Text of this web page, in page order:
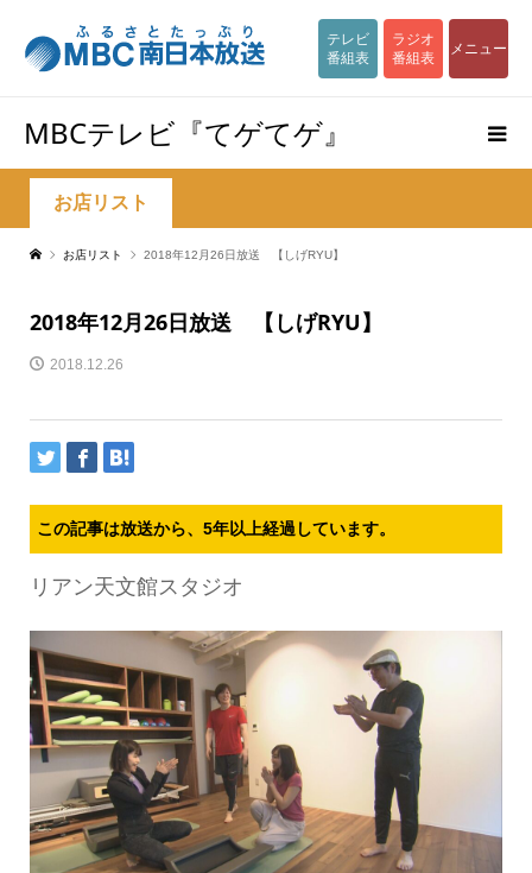
テレビ
番組表
ラジオ
番組表
メニュー
MBCテレビ『てゲてゲ』
お店リスト
お店リスト 2018年12月26日放送 【しげRYU】
2018年12月26日放送 【しげRYU】
2018.12.26
この記事は放送から、5年以上経過しています。
リアン天文館スタジオ